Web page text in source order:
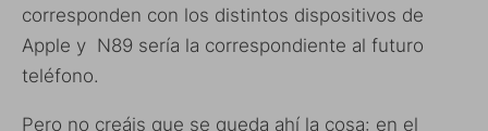
corresponden con los distintos dispositivos de
Apple y N89 sería la correspondiente al futuro
teléfono.
Pero no creáis que se queda ahí la cosa: en el